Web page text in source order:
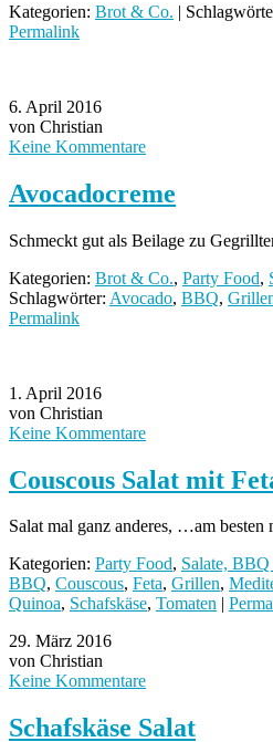
Kategorien: Brot & Co. |
Permalink
6. April 2016
von Christian
Keine Kommentare
Avocadocreme
Schmeckt gut als Beilage zu
Kategorien: Brot & Co., Party Food,
Schlagwörter: Avocado, BBQ,
Permalink
1. April 2016
von Christian
Keine Kommentare
Couscous Salat mit
Salat mal ganz anderes, …am besten
Kategorien: Party Food, Salate,
BBQ, Couscous, Feta, Grillen,
Quinoa, Schafskäse, Tomaten |
29. März 2016
von Christian
Keine Kommentare
Schafskäse Salat